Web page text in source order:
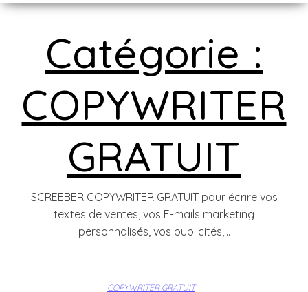
Catégorie :
COPYWRITER
GRATUIT
SCREEBER COPYWRITER GRATUIT pour écrire vos
textes de ventes, vos E-mails marketing
personnalisés, vos publicités,…
COPYWRITER GRATUIT